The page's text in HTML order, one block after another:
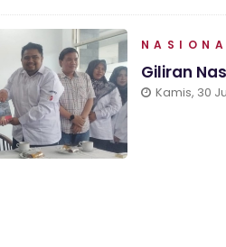
Giliran
Kamis, 30